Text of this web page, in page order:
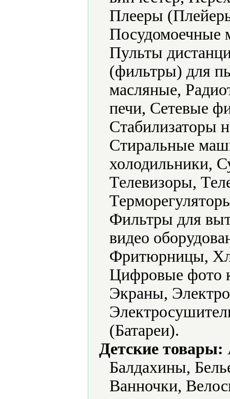
Плееры
Посудомоечные
Пульты
(фильтры) для
масляные,
печи, Сетевые
Стабилизаторы
Стиральные
холодильники,
Телевизоры,
Фильтры для
видео
Фритюрницы,
Цифровые фото
Экраны,
(Батареи).
Детские товары:
Балдахины,
Ванночки,